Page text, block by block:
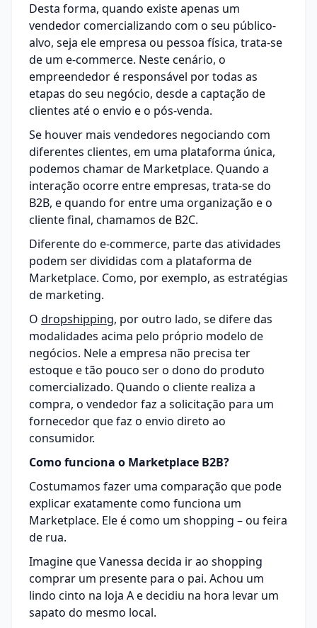
Desta forma, quando existe apenas um
vendedor comercializando com o seu público-
alvo, seja ele empresa ou pessoa física, trata-se
de um e-commerce. Neste cenário, o
empreendedor é responsável por todas as
etapas do seu negócio, desde a captação de
clientes até o envio e o pós-venda.
Se houver mais vendedores negociando com
diferentes clientes, em uma plataforma única,
podemos chamar de Marketplace. Quando a
interação ocorre entre empresas, trata-se do
B2B, e quando for entre uma organização e o
cliente final, chamamos de B2C.
Diferente do e-commerce, parte das atividades
podem ser divididas com a plataforma de
Marketplace. Como, por exemplo, as estratégias
de marketing.
O dropshipping, por outro lado, se difere das
modalidades acima pelo próprio modelo de
negócios. Nele a empresa não precisa ter
estoque e tão pouco ser o dono do produto
comercializado. Quando o cliente realiza a
compra, o vendedor faz a solicitação para um
fornecedor que faz o envio direto ao
consumidor.
Como funciona o Marketplace B2B?
Costumamos fazer uma comparação que pode
explicar exatamente como funciona um
Marketplace. Ele é como um shopping – ou feira
de rua.
Imagine que Vanessa decida ir ao shopping
comprar um presente para o pai. Achou um
lindo cinto na loja A e decidiu na hora levar um
sapato do mesmo local.